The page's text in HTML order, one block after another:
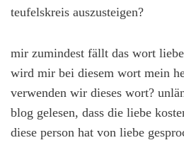
teufelskreis auszusteigen?
mir zumindest fällt das wort
wird mir bei diesem wort mein
verwenden wir dieses wort?
blog gelesen, dass die liebe
diese person hat von liebe